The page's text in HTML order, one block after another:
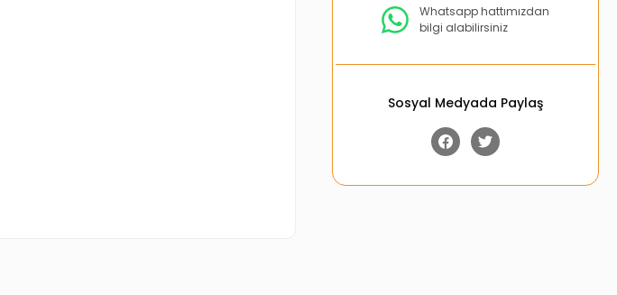
Whatsapp hattımızdan
bilgi alabilirsiniz
Sosyal Medyada Paylaş